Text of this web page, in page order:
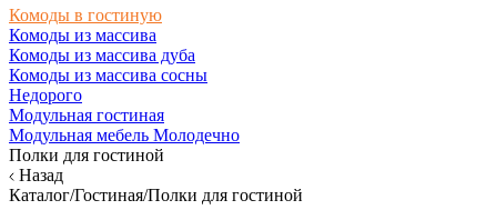
Комоды в гостиную
Комоды из массива
Комоды из массива дуба
Комоды из массива сосны
Недорого
Модульная гостиная
Модульная мебель Молодечно
Полки для гостиной
Назад
Каталог/Гостиная/Полки для гостиной